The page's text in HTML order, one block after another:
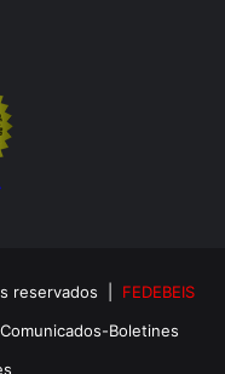
reservados | FEDEBEIS
Comunicados-Boletines